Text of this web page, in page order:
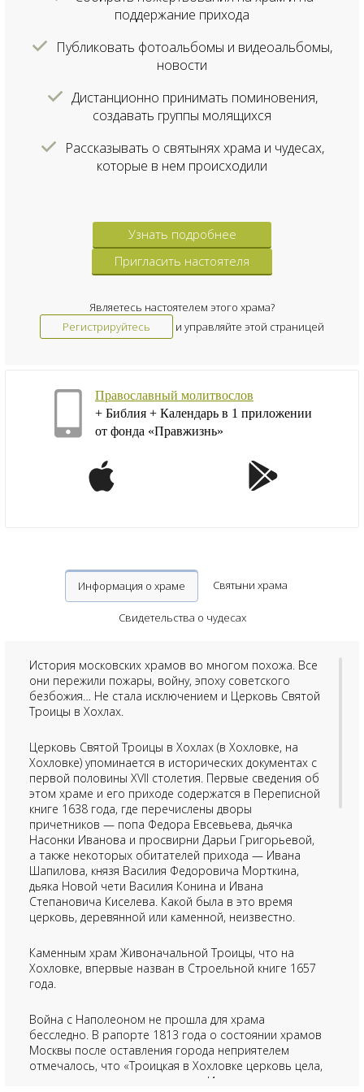
поддержание прихода
Публиковать фотоальбомы и видеоальбомы,
новости
Дистанционно принимать поминовения,
создавать группы молящихся
Рассказывать о святынях храма и чудесах,
которые в нем происходили
Узнать подробнее
Пригласить настоятеля
Являетесь настоятелем этого храма?
Регистрируйтесь
и управляйте этой страницей
Православный молитвослов
+ Библия + Календарь в 1 приложении
от фонда «Правжизнь»
Информация о храме Святыни храма
Свидетельства о чудесах
История московских храмов во многом похожа. Все
они пережили пожары, войну, эпоху советского
безбожия… Не стала исключением и Церковь Святой
Троицы в Хохлах.
Церковь Святой Троицы в Хохлах (в Хохловке, на
Хохловке) упоминается в исторических документах с
первой половины XVII столетия. Первые сведения об
этом храме и его приходе содержатся в Переписной
книге 1638 года, где перечислены дворы
причетников — попа Федора Евсевьева, дьячка
Насонки Иванова и просвирни Дарьи Григорьевой,
а также некоторых обитателей прихода — Ивана
Шапилова, князя Василия Федоровича Морткина,
дьяка Новой чети Василия Конина и Ивана
Степановича Киселева. Какой была в это время
церковь, деревянной или каменной, неизвестно.
Каменным храм Живоначальной Троицы, что на
Хохловке, впервые назван в Строельной книге 1657
года.
Война с Наполеоном не прошла для храма
бесследно. В рапорте 1813 года о состоянии храмов
Москвы после оставления города неприятелем
отмечалось, что «Троицкая в Хохловке церковь цела,
а на трапезе стропила сгорели. Иконостас, святые